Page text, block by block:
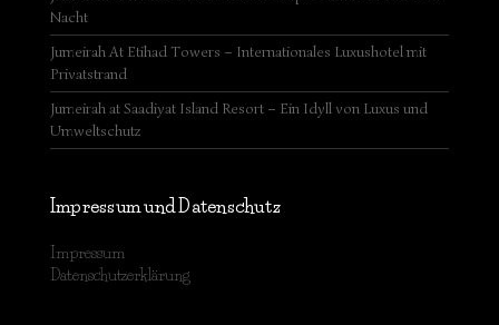
Nacht
Jumeirah At Etihad Towers – Internationales Luxushotel mit
Privatstrand
Jumeirah at Saadiyat Island Resort – Ein Idyll von Luxus und
Umweltschutz
Impressum und Datenschutz
Impressum
Datenschutzerklärung